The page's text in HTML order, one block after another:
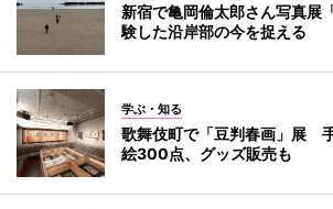
新宿で亀岡倫太郎さん写真
験した沿岸部の今を捉える
学ぶ・知る
歌舞伎町で「豆判春画」展
絵300点、グッズ販売も